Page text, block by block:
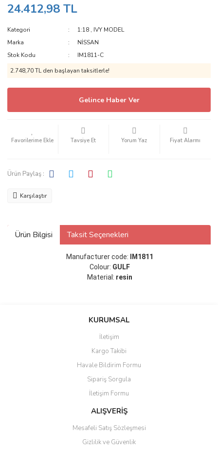
24.412,98 TL
Kategori 1:18 , IVY MODEL
Marka
NİSSAN
Stok Kodu
IM1811-C
2.748,70 TL den başlayan taksitlerle!
Gelince Haber Ver
Tavsiye Et Yorum Yaz Fiyat Alarmı
Ürün Paylaş :
Karşılaştır
Ürün Bilgisi Taksit Seçenekleri
Manufacturer code:
IM1811
Colour: GULF
Material: resin
KURUMSAL
İletişim
Kargo Takibi
Havale Bildirim Formu
Sipariş Sorgula
İletişim Formu
ALIŞVERİŞ
Mesafeli Satış Sözleşmesi
Gizlilik ve Güvenlik